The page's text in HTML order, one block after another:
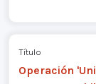
Título
Operación